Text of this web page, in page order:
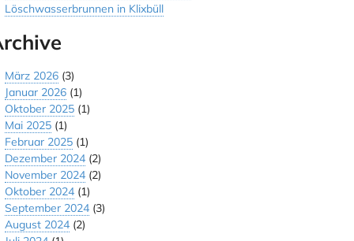
Löschwasserbrunnen in Klixbüll
März 2026 (3)
Januar 2026 (1)
Oktober 2025 (1)
Mai 2025 (1)
Februar 2025 (1)
Dezember 2024 (2)
November 2024 (2)
Oktober 2024 (1)
September 2024 (3)
August 2024 (2)